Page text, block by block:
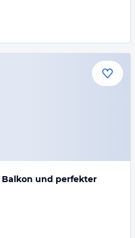
und perfekter